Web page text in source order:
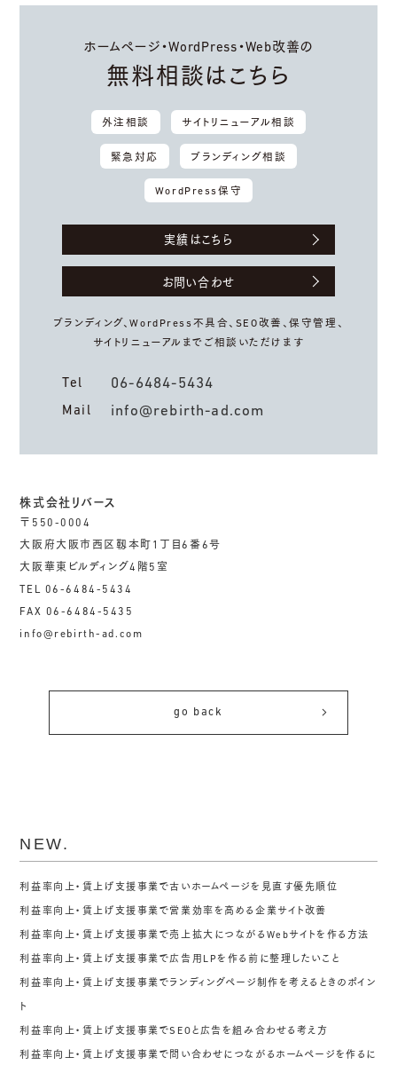
ホームページ・WordPress・Web改善の
無料相談はこちら
外注相談 サイトリニューアル相談
緊急対応 ブランディング相談
WordPress保守
実績はこちら
お問い合わせ
ブランディング、WordPress不具合、 SEO改善、保守管理、
サイトリニューアルまでご相談いただけます
Tel 06-6484-5434
Mail info@rebirth-ad.com
株式会社リバース
〒550-0004
大阪府大阪市西区靱本町1丁目6番6号
大阪華東ビルディング4階5室
TEL 06-6484-5434
FAX 06-6484-5435
info@rebirth-ad.com
go back
NEW.
利益率向上・賃上げ支援事業で古いホームページを見直す優先順位
利益率向上・賃上げ支援事業で営業効率を高める企業サイト改善
利益率向上・賃上げ支援事業で売上拡大につながるWebサイトを作る方法
利益率向上・賃上げ支援事業で広告用LPを作る前に整理したいこと
利益率向上・賃上げ支援事業でランディングページ制作を考えるときのポイン
ト
利益率向上・賃上げ支援事業でSEOと広告を組み合わせる考え方
利益率向上・賃上げ支援事業で問い合わせにつながるホームページを作るに